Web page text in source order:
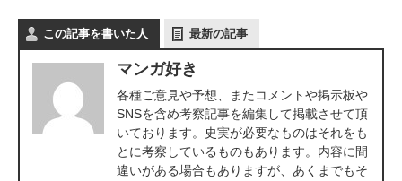
この記事を書いた人 最新の記事
マンガ好き
各種ご意見や予想、またコメントや掲示板や
SNSを含め考察記事を編集して掲載させて頂
いております。史実が必要なものはそれをも
とに考察しているものもあります。内容に間
違いがある場合もありますが、あくまでもそ